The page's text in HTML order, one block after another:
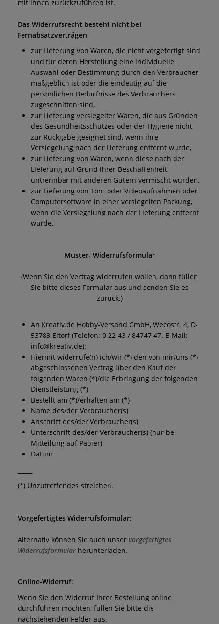
mit ihnen zurückzuführen ist.
Das Widerrufsrecht besteht nicht bei
Fernabsatzverträgen
zur Lieferung von Waren, die nicht vorgefertigt sind
und für deren Herstellung eine individuelle
Auswahl oder Bestimmung durch den Verbraucher
maßgeblich ist oder die eindeutig auf die
persönlichen Bedürfnisse des Verbrauchers
zugeschnitten sind,
zur Lieferung versiegelter Waren, die aus Gründen
des Gesundheitsschutzes oder der Hygiene nicht
zur Rückgabe geeignet sind, wenn ihre
Versiegelung nach der Lieferung entfernt wurde,
zur Lieferung von Waren, wenn diese nach der
Lieferung auf Grund ihrer Beschaffenheit
untrennbar mit anderen Gütern vermischt wurden,
zur Lieferung von Ton- oder Videoaufnahmen oder
Computersoftware in einer versiegelten Packung,
wenn die Versiegelung nach der Lieferung entfernt
wurde.
Muster- Widerrufsformular
(Wenn Sie den Vertrag widerrufen wollen, dann füllen
Sie bitte dieses Formular aus und senden Sie es
zurück.)
An Kreativ.de Hobby-Versand GmbH, Wecostr. 4, D-
53783 Eitorf (Telefon: 0 22 43 / 84747 47. E-Mail:
info@kreativ.de):
Hiermit widerrufe(n) ich/wir (*) den von mir/uns (*)
abgeschlossenen Vertrag über den Kauf der
folgenden Waren (*)/die Erbringung der folgenden
Dienstleistung (*)
Bestellt am (*)/erhalten am (*)
Name des/der Verbraucher(s)
Anschrift des/der Verbraucher(s)
Unterschrift des/der Verbraucher(s) (nur bei
Mitteilung auf Papier)
Datum
(*) Unzutreffendes streichen.
Vorgefertigtes Widerrufsformular:
Alternativ können Sie auch unser vorgefertigtes
Widerrufsformular herunterladen.
Online-Widerruf:
Wenn Sie den Widerruf Ihrer Bestellung online
durchführen möchten, füllen Sie bitte die
nachstehenden Felder aus.